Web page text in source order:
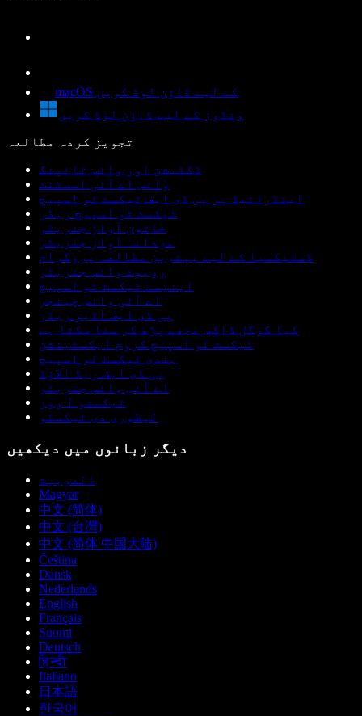
macOS کے لیے ڈاؤن لوڈ کریں
ونڈوز کے لیے ڈاؤن لوڈ کریں
تجویز کردہ مطالعہ
ڈکٹیشن اور وائس ٹائپنگ
وائس اے آئی اسسٹنٹ
اینڈرائیڈ پر پی ڈی ایف ٹیکسٹ ٹو اسپیچ
ٹیکسٹ ٹو اسپیچ ریڈر
خاتون آواز جنریٹر
مردانہ آواز جنریٹر
ڈسلیکسیا کے لیے بہترین مطالعہ پروگرام
روبوٹ وائس جنریٹر
اینیمے ٹیکسٹ ٹو اسپیچ
اے آئی وائس چینجر
پی ڈی ایف آڈیو ریڈر
کیا گوگل ڈاکس مجھے پڑھ کر سنا سکتا ہے
ٹیکسٹ ٹو اسپیچ کروم ایکسٹینشن
ہندی ٹیکسٹ ٹو اسپیچ
پی ڈی ایف ریڈ الاؤڈ
اے آئی وائس جنریٹر
ٹیکستو آ ووز
لیطوری دی ٹیکسٹو
دیگر زبانوں میں دیکھیں
العربية
Magyar
中文 (简体)
中文 (台灣)
中文 (简体 中国大陆)
Čeština
Dansk
Nederlands
English
Français
Suomi
Deutsch
हिन्दी
Italiano
日本語
한국어